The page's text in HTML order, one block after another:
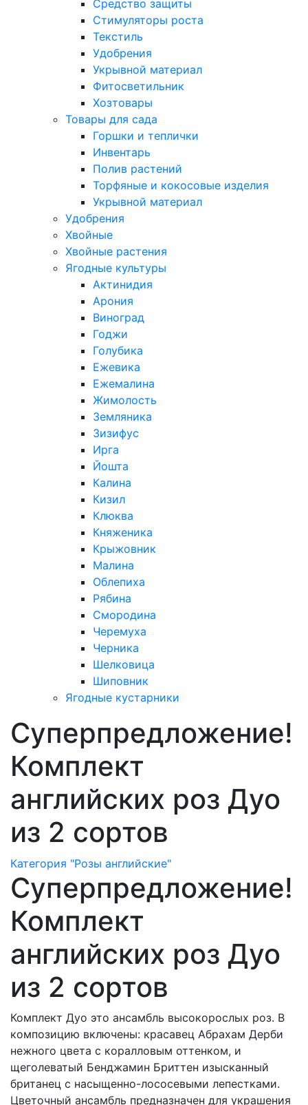
Средство защиты
Стимуляторы роста
Текстиль
Удобрения
Укрывной материал
Фитосветильник
Хозтовары
Товары для сада
Горшки и теплички
Инвентарь
Полив растений
Торфяные и кокосовые изделия
Укрывной материал
Удобрения
Хвойные
Хвойные растения
Ягодные культуры
Актинидия
Арония
Виноград
Годжи
Голубика
Ежевика
Ежемалина
Жимолость
Земляника
Зизифус
Ирга
Йошта
Калина
Кизил
Клюква
Княженика
Крыжовник
Малина
Облепиха
Рябина
Смородина
Черемуха
Черника
Шелковица
Шиповник
Ягодные кустарники
Суперпредложение!
Комплект
английских роз Дуо
из 2 сортов
Категория "Розы английские"
Суперпредложение!
Комплект
английских роз Дуо
из 2 сортов
Комплект Дуо это ансамбль высокорослых роз. В
композицию включены: красавец Абрахам Дерби
нежного цвета с коралловым оттенком, и
щеголеватый Бенджамин Бриттен изысканный
британец с насыщенно-лососевыми лепестками.
Цветочный ансамбль предназначен для украшения